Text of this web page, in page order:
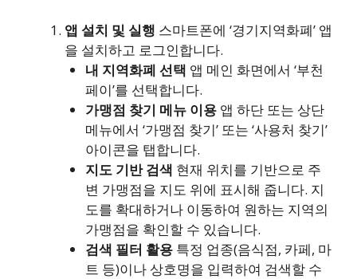
앱 설치 및 실행 스마트폰에 ‘경기지역화폐’ 앱
을 설치하고 로그인합니다.
내 지역화폐 선택 앱 메인 화면에서 ‘부천
페이’를 선택합니다.
가맹점 찾기 메뉴 이용앱 하단 또는 상단
메뉴에서 ‘가맹점 찾기’ 또는 ‘사용처 찾기’
아이콘을 탭합니다.
지도 기반 검색 현재 위치를 기반으로 주
변 가맹점을 지도 위에 표시해 줍니다. 지
도를 확대하거나 이동하여 원하는 지역의
가맹점을 확인할 수 있습니다.
검색 필터 활용특정 업종(음식점, 카페, 마
트 등)이나 상호명을 입력하여 검색할 수